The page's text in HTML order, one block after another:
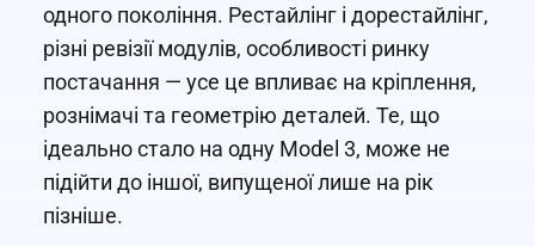
одного покоління. Рестайлінг і дорестайлінг,
різні ревізії модулів, особливості ринку
постачання — усе це впливає на кріплення,
рознімачі та геометрію деталей. Те, що
ідеально стало на одну Model 3, може не
підійти до іншої, випущеної лише на рік
пізніше.